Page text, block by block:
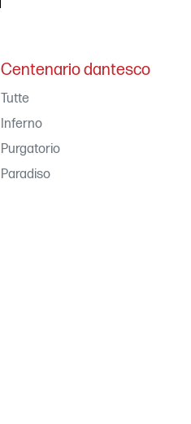
Centenario dantesco
Tutte
Inferno
Purgatorio
Paradiso